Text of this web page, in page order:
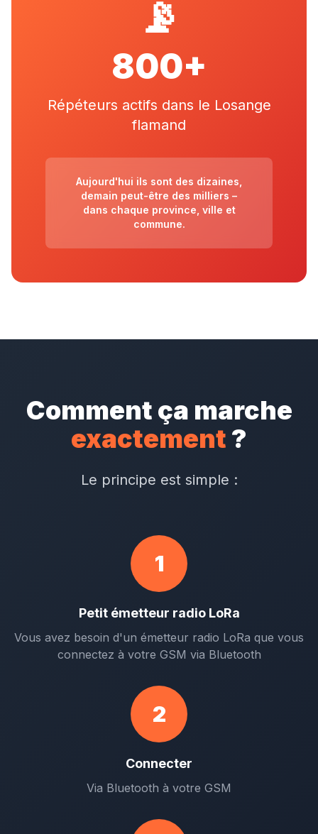
📡
800+
Répéteurs actifs dans le Losange
flamand
Aujourd'hui ils sont des dizaines,
demain peut-être des milliers –
dans chaque province, ville et
commune.
Comment ça marche
exactement ?
Le principe est simple :
1
Petit émetteur radio LoRa
Vous avez besoin d'un émetteur radio LoRa que vous
connectez à votre GSM via Bluetooth
2
Connecter
Via Bluetooth à votre GSM